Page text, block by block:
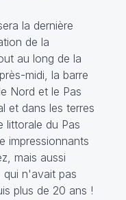
la dernière
de la
au long de la
midi, la barre
Nord et le Pas
et dans les terres
littorale du Pas
impressionnants
mais aussi
qui n'avait pas
plus de 20 ans !